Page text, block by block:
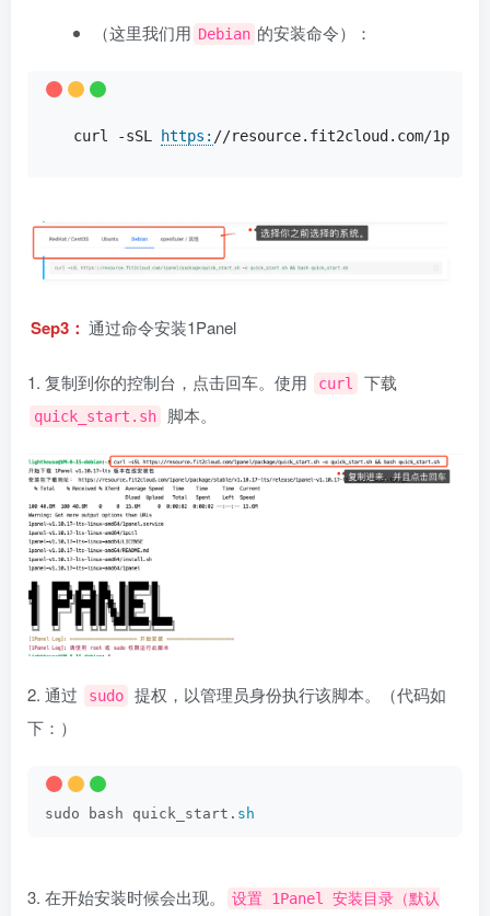
（这里我们用 Debian 的安装命令）：
curl -sSL https: //resource.fit2cloud.com/
Sep3： 通过命令安装1Panel
1. 复制到你的控制台，点击回车。使用 curl 下载
quick_start.sh 脚本。
2. 通过 sudo
提权，以管理员身份执行该脚本。（代码如
下：）
sudo bash quick_start. sh
3. 在开始安装时候会出现。
设置 1Panel 安装目录（默认